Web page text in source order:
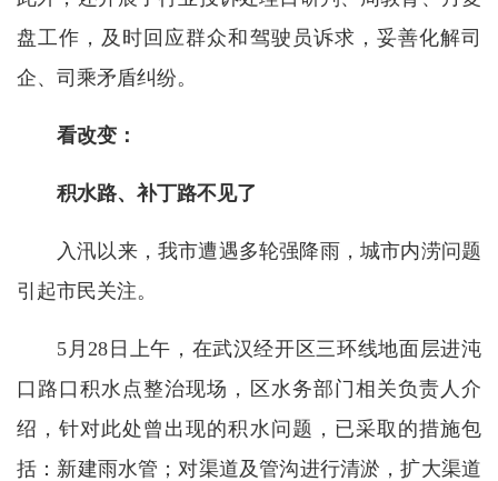
盘工作，及时回应群众和驾驶员诉求，妥善化解司
企、司乘矛盾纠纷。
看改变：
积水路、补丁路不见了
入汛以来，我市遭遇多轮强降雨，城市内涝问题
引起市民关注。
5月28日上午，在武汉经开区三环线地面层进沌
口路口积水点整治现场，区水务部门相关负责人介
绍，针对此处曾出现的积水问题，已采取的措施包
括：新建雨水管；对渠道及管沟进行清淤，扩大渠道